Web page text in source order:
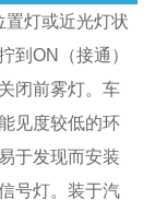
置灯或近光灯状
到ON（接通）
闭前雾灯。车
见度较低的环
于发现而安装
号灯。装于汽